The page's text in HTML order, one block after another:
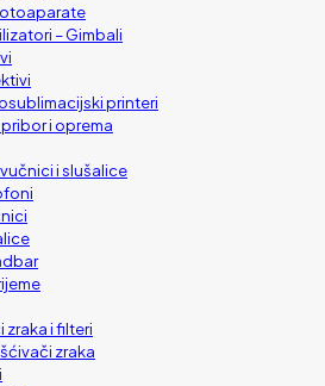
– Gimbali
printeri
i oprema
i slušalice
zraka i filteri
zraka